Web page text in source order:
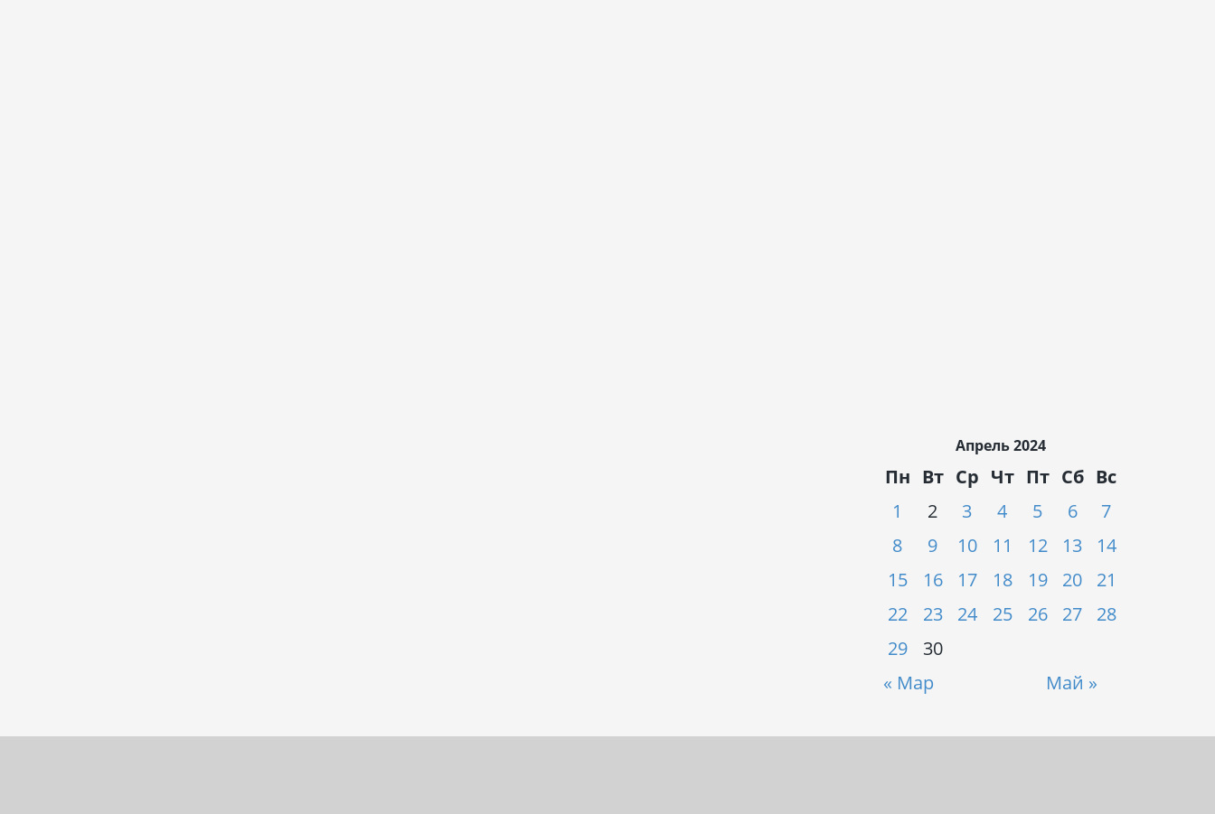
Апрель 2024
Пн Вт Ср Чт Пт Сб Вс
« Мар Май »
1 2 3 4 5 6
7
8
9 10 11 12 13
14
15
16 17 18 19 20
21
22
23 24 25 26 27
28
29
30